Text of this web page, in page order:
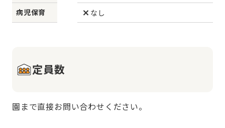
病児保育
なし
定員数
園まで直接お問い合わせください。